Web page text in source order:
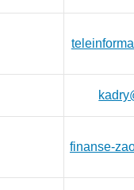
finanse-